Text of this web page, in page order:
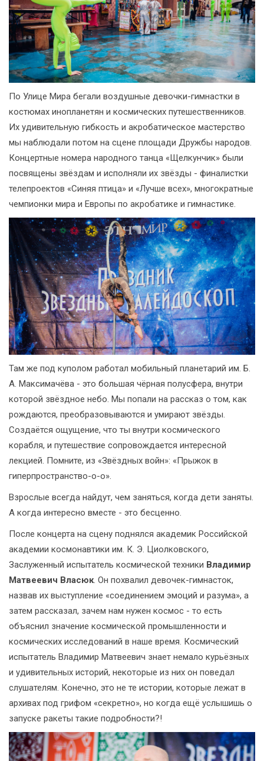
По Улице Мира бегали воздушные девочки-гимнастки в
костюмах инопланетян и космических путешественников.
Их удивительную гибкость и акробатическое мастерство
мы наблюдали потом на сцене площади Дружбы народов.
Концертные номера народного танца «Щелкунчик» были
посвящены звёздам и исполняли их звёзды - финалистки
телепроектов «Синяя птица» и «Лучше всех», многократные
чемпионки мира и Европы по акробатике и гимнастике.
Там же под куполом работал мобильный планетарий им. Б.
А. Максимачёва - это большая чёрная полусфера, внутри
которой звёздное небо. Мы попали на рассказ о том, как
рождаются, преобразовываются и умирают звёзды.
Создаётся ощущение, что ты внутри космического
корабля, и путешествие сопровождается интересной
лекцией. Помните, из «Звёздных войн»: «Прыжок в
гиперпространство-о-о».
Взрослые всегда найдут, чем заняться, когда дети заняты.
А когда интересно вместе - это бесценно.
После концерта на сцену поднялся академик Российской
академии космонавтики им. К. Э. Циолковского,
Заслуженный испытатель космической техники Владимир
Матвеевич Власюк. Он похвалил девочек-гимнасток,
назвав их выступление «соединением эмоций и разума», а
затем рассказал, зачем нам нужен космос - то есть
объяснил значение космической промышленности и
космических исследований в наше время. Космический
испытатель Владимир Матвеевич знает немало курьёзных
и удивительных историй, некоторые из них он поведал
слушателям. Конечно, это не те истории, которые лежат в
архивах под грифом «секретно», но когда ещё услышишь о
запуске ракеты такие подробности?!